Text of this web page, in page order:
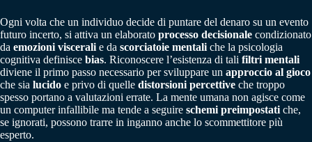
Ogni volta che un individuo decide di puntare del denaro su un evento
futuro incerto, si attiva un elaborato processo decisionale condizionato
da emozioni viscerali e da scorciatoie mentali che la psicologia
cognitiva definisce bias. Riconoscere l’esistenza di tali filtri mentali
diviene il primo passo necessario per sviluppare un approccio al gioco
che sia lucido e privo di quelle distorsioni percettive che troppo
spesso portano a valutazioni errate. La mente umana non agisce come
un computer infallibile ma tende a seguire schemi preimpostati che,
se ignorati, possono trarre in inganno anche lo scommettitore più
esperto.